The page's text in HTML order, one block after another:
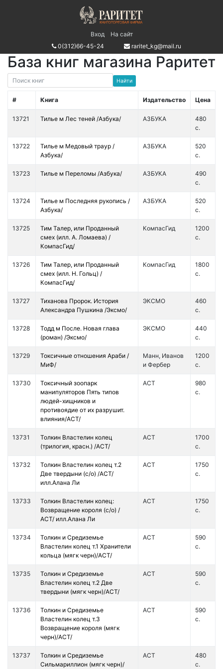
Вход
На сайт
0(312)66-45-24
raritet_kg@mail.ru
База книг магазина Раритет
# Книга Издательство Цена
13721 Тилье м Лес теней /Азбука/ АЗБУКА
480
с.
13722
Тилье м Медовый траур /
Азбука/
АЗБУКА
520
с.
13723 Тилье м Переломы /Азбука/ АЗБУКА
490
с.
13724
Тилье м Последняя рукопись /
Азбука/
АЗБУКА
520
с.
13725
Тим Талер, или Проданный
смех (илл. А. Ломаева) /
КомпасГид/
КомпасГид
1200
с.
13726
Тим Талер, или Проданный
смех (илл. Н. Гольц) /
КомпасГид/
КомпасГид
1800
с.
13727
Тиханова Пророк. История
Александра Пушкина /Эксмо/
ЭКСМО
460
с.
13728
Тодд м После. Новая глава
(роман) /Эксмо/
ЭКСМО
440
с.
13729
Токсичные отношения Араби /
МиФ/
Манн, Иванов
и Фербер
1200
с.
13730
Токсичный зоопарк
манипуляторов Пять типов
людей-хищников и
противоядие от их разрушит.
влияния/АСТ/
АСТ
980
с.
13731
Толкин Властелин колец
(трилогия, красн.) /АСТ/
АСТ
1700
с.
13732
Толкин Властелин колец т.2
Две твердыни (с/о) /АСТ/
илл.Алана Ли
АСТ
1750
с.
13733
Толкин Властелин колец:
Возвращение короля (с/о) /
АСТ/ илл.Алана Ли
АСТ
1750
с.
13734
Толкин и Средиземье
Властелин колец т.1 Хранители
кольца (мягк черн)/АСТ/
АСТ
590
с.
13735
Толкин и Средиземье
Властелин колец т.2 Две
твердыни (мягк черн)/АСТ/
АСТ
590
с.
13736
Толкин и Средиземье
Властелин колец т.3
Возвращение короля (мягк
черн)/АСТ/
АСТ
590
с.
13737
Толкин и Средиземье
Сильмариллион (мягк черн)/
АСТ
480
с.